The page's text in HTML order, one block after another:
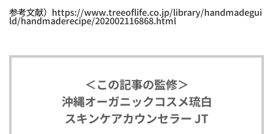
参考文献）https://www.treeoflife.co.jp/library/handmadegui
ld/handmaderecipe/202002116868.html
＜この記事の監修＞
沖縄オーガニックコスメ琉白
スキンケアカウンセラー JT